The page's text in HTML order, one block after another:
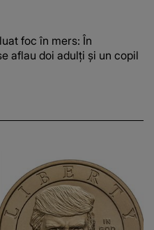
foc în mers: În
aflau doi adulți și un copil